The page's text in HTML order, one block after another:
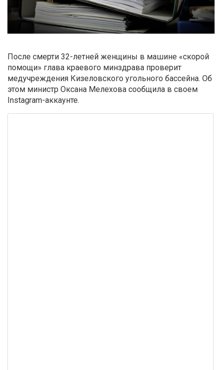
После смерти 32-летней женщины в машине «скорой
помощи» глава краевого минздрава проверит
медучреждения Кизеловского угольного бассейна. Об
этом министр Оксана Мелехова сообщила в своем
Instagram-аккаунте.